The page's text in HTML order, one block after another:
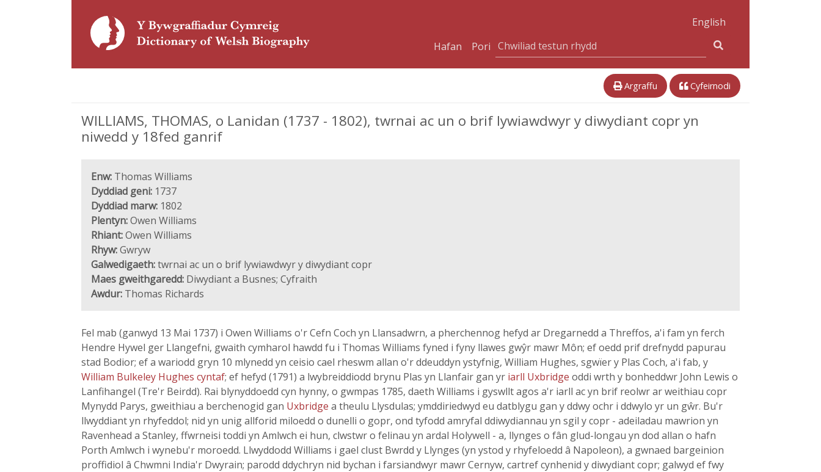
English
Hafan
Pori
Argraffu Cyfeirnodi
WILLIAMS, THOMAS, o Lanidan (1737 - 1802), twrnai ac un o brif lywiawdwyr y diwydiant copr yn
niwedd y 18fed ganrif
Enw: Thomas Williams
Dyddiad geni: 1737
Dyddiad marw: 1802
Plentyn:Owen Williams
Rhiant:Owen Williams
Rhyw:Gwryw
Galwedigaeth:twrnai ac un o brif lywiawdwyr y diwydiant copr
Maes gweithgaredd: Diwydiant a Busnes; Cyfraith
Awdur: Thomas Richards
Fel mab (ganwyd 13 Mai 1737) i Owen Williams o'r Cefn Coch yn Llansadwrn, a pherchennog hefyd ar Dregarnedd a Threffos, a'i fam yn ferch
Hendre Hywel ger Llangefni, gwaith cymharol hawdd fu i Thomas Williams fyned i fyny llawes gwŷr mawr Môn; ef oedd prif drefnydd papurau
stad Bodior; ef a wariodd gryn 10 mlynedd yn ceisio cael rheswm allan o'r ddeuddyn ystyfnig, William Hughes, sgwïer y Plas Coch, a'i fab, y
William Bulkeley Hughes cyntaf; ef hefyd (1791) a lwybreiddiodd brynu Plas yn Llanfair gan yr iarll Uxbridge oddi wrth y bonheddwr John Lewis o
Lanfihangel (Tre'r Beirdd). Rai blynyddoedd cyn hynny, o gwmpas 1785, daeth Williams i gyswllt agos a'r iarll ac yn brif reolwr ar weithiau copr
Mynydd Parys, gweithiau a berchenogid gan Uxbridge a theulu Llysdulas; ymddiriedwyd eu datblygu gan y ddwy ochr i ddwylo yr un gŵr. Bu'r
llwyddiant yn rhyfeddol; nid yn unig allforid miloedd o dunelli o gopr, ond tyfodd amryfal ddiwydiannau yn sgil y copr - adeiladau mawrion yn
Ravenhead a Stanley, ffwrneisi toddi yn Amlwch ei hun, clwstwr o felinau yn ardal Holywell - a, llynges o fân glud-longau yn dod allan o hafn
Porth Amlwch i wynebu'r moroedd. Llwyddodd Williams i gael clust Bwrdd y Llynges (yn ystod y rhyfeloedd â Napoleon), a gwnaed bargeinion
proffidiol â Chwmni India'r Dwyrain; parodd ddychryn nid bychan i farsiandwyr mawr Cernyw, cartref cynhenid y diwydiant copr; galwyd ef fwy